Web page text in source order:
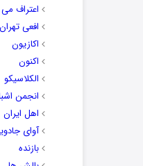
اعتراف
افعی تهران
اکازیون
اکنون
الکلاسیکو
انجمن
اهل ایران
آوای
بازنده